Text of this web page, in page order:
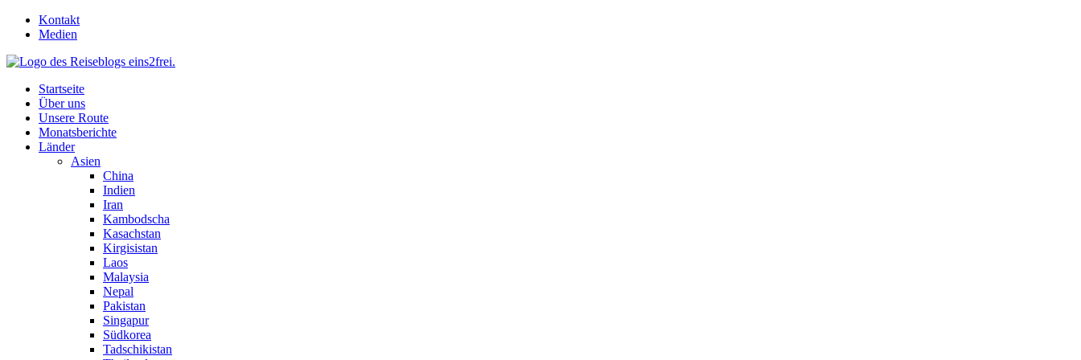
Skip
Kontakt
Medien
Startseite
Über uns
Unsere Route
Monatsberichte
Länder
Asien
China
Indien
Iran
Kambodscha
Kasachstan
Kirgisistan
Laos
Malaysia
Nepal
Pakistan
Singapur
Südkorea
Tadschikistan